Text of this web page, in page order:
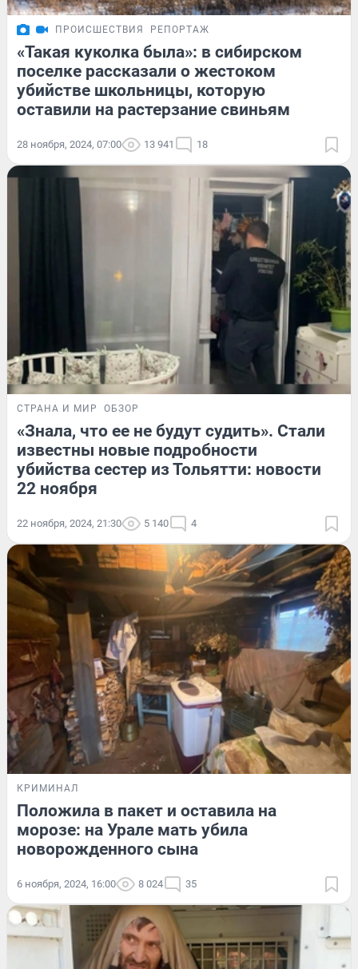
ПРОИСШЕСТВИЯ РЕПОРТАЖ
«Такая куколка была»: в сибирском
поселке рассказали о жестоком
убийстве школьницы, которую
оставили на растерзание свиньям
28 ноября, 2024, 07:00 13 941 18
СТРАНА И МИР ОБЗОР
«Знала, что ее не будут судить». Стали
известны новые подробности
убийства сестер из Тольятти: новости
22 ноября
22 ноября, 2024, 21:30 5 140 4
КРИМИНАЛ
Положила в пакет и оставила на
морозе: на Урале мать убила
новорожденного сына
6 ноября, 2024, 16:00 8 024 35